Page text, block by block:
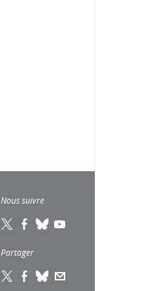
Nous suivre
Partager